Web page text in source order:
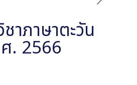
ภาษาตะวัน
. 2566